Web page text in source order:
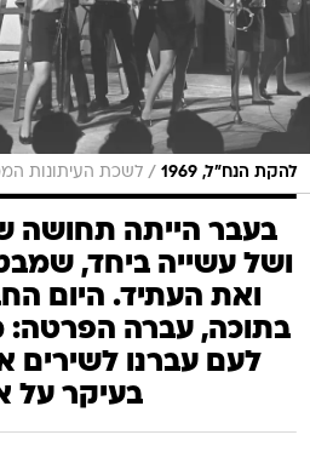
להקת הנח"ל, 1969 / לשכת העיתונות
בעבר הייתה תחושה
ושל עשייה ביחד,
ואת העתיד. היום
בתוכה, עברה הפרטה:
לעם עברנו לשירים
בעיקר על